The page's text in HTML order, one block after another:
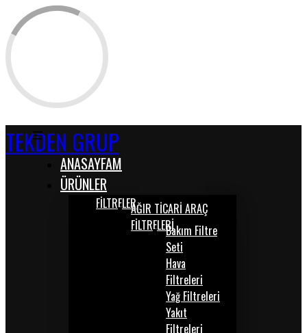
TEKDEN GRUP
ANASAYFAM
ÜRÜNLER
FİLTRELERAĞIR TİCARİ ARAÇ
FİLTRELERİBakım Filtre
Seti
Hava
Filtreleri
Yağ Filtreleri
Yakıt
Filtreleri